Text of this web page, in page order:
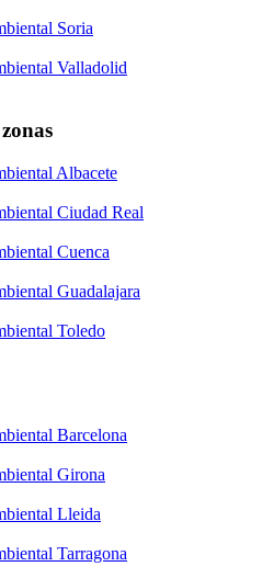
Soria
Valladolid
zonas
Albacete
Ciudad Real
Cuenca
Guadalajara
Toledo
Barcelona
Girona
Lleida
Tarragona